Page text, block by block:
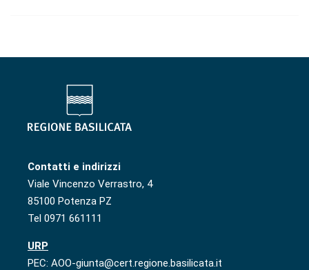
Contatti e indirizzi
Viale Vincenzo Verrastro, 4
85100 Potenza PZ
Tel 0971 661111
URP
PEC: AOO-giunta@cert.regione.basilicata.it